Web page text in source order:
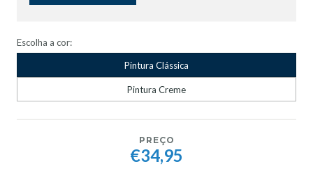
Escolha a cor:
Pintura Clássica
Pintura Creme
PREÇO
€34,95